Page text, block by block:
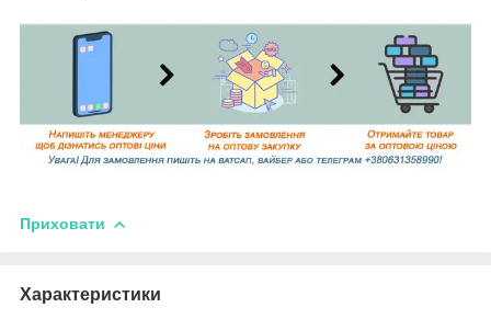
Приховати
Характеристики